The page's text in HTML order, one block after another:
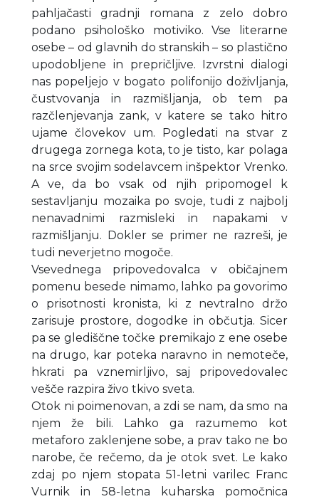
pahljačasti gradnji romana z zelo dobro
podano psihološko motiviko. Vse literarne
osebe – od glavnih do stranskih – so plastično
upodobljene in prepričljive. Izvrstni dialogi
nas popeljejo v bogato polifonijo doživljanja,
čustvovanja in razmišljanja, ob tem pa
razčlenjevanja zank, v katere se tako hitro
ujame človekov um. Pogledati na stvar z
drugega zornega kota, to je tisto, kar polaga
na srce svojim sodelavcem inšpektor Vrenko.
A ve, da bo vsak od njih pripomogel k
sestavljanju mozaika po svoje, tudi z najbolj
nenavadnimi razmisleki in napakami v
razmišljanju. Dokler se primer ne razreši, je
tudi neverjetno mogoče.
Vsevednega pripovedovalca v običajnem
pomenu besede nimamo, lahko pa govorimo
o prisotnosti kronista, ki z nevtralno držo
zarisuje prostore, dogodke in občutja. Sicer
pa se glediščne točke premikajo z ene osebe
na drugo, kar poteka naravno in nemoteče,
hkrati pa vznemirljivo, saj pripovedovalec
vešče razpira živo tkivo sveta.
Otok ni poimenovan, a zdi se nam, da smo na
njem že bili. Lahko ga razumemo kot
metaforo zaklenjene sobe, a prav tako ne bo
narobe, če rečemo, da je otok svet. Le kako
zdaj po njem stopata 51-letni varilec Franc
Vurnik in 58-letna kuharska pomočnica